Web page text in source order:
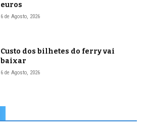
euros
6 de Agosto, 2026
Custo dos bilhetes do ferry vai
baixar
6 de Agosto, 2026